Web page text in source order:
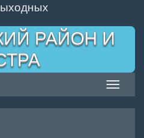
РАЙОН И
Toggle